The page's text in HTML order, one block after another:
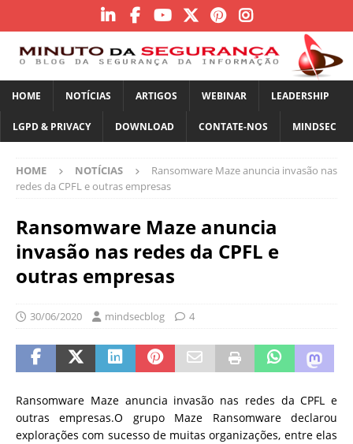
HOME NOTÍCIAS ARTIGOS WEBINAR LEADERSHIP
LGPD & PRIVACY DOWNLOAD CONTATE-NOS MINDSEC
HOME NOTÍCIAS
Ransomware Maze anuncia invasão nas
redes da CPFL e outras empresas
Ransomware Maze anuncia
invasão nas redes da CPFL e
outras empresas
30/06/2020 mindsecblog 4
Ransomware Maze anuncia invasão nas redes da CPFL e
outras empresas.O grupo Maze Ransomware declarou
explorações com sucesso de muitas organizações, entre elas